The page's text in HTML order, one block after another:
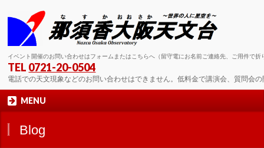
イベント開催のお問い合わせはフォームまたはこちらへ（留守電にお名前ご連絡先、ご用件で折
TEL 0721-20-0504
電話での天文現象などのお問い合わせはできません。低料金で講演会、質問会
MENU
Blog